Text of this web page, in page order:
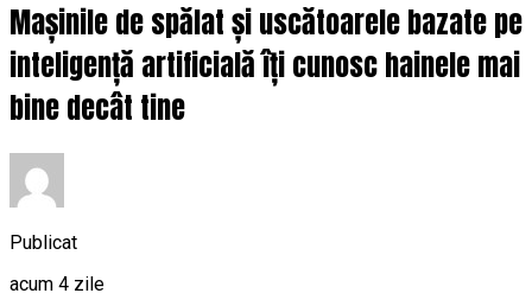
Mașinile de spălat și uscătoarele bazate pe
inteligență artificială îți cunosc hainele mai
bine decât tine
Publicat
acum 4 zile